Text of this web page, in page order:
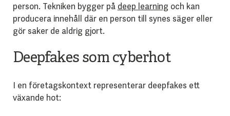
person. Tekniken bygger på deep learning och kan
producera innehåll där en person till synes säger eller
gör saker de aldrig gjort.
Deepfakes som cyberhot
I en företagskontext representerar deepfakes ett
växande hot: